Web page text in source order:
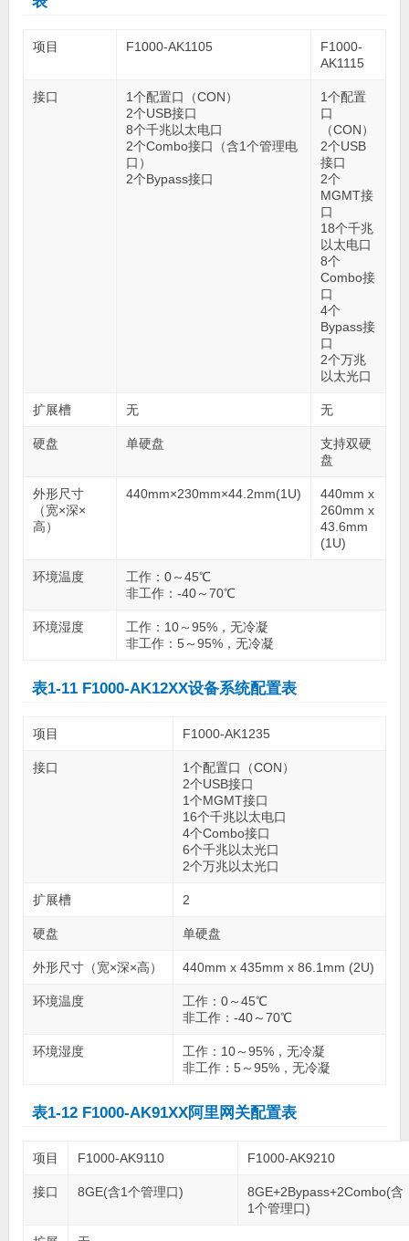
项目 F1000-AK1105
F1000-
AK1115
接口
1个配置口（CON）
2个USB接口
8个千兆以太电口
2个Combo接口（含1个管理电
口）
2个Bypass接口
1个配置
口
（CON）
2个USB
接口
2个
MGMT接
口
18个千兆
以太电口
8个
Combo接
口
4个
Bypass接
口
2个万兆
以太光口
扩展槽 无 无
硬盘 单硬盘
支持双硬
盘
外形尺寸
（宽×深×
高）
440mm×230mm×44.2mm(1U)
440mm x
260mm x
43.6mm
(1U)
环境温度
工作：0～45℃
非工作：-40～70℃
环境湿度
工作：10～95%，无冷凝
非工作：5～95%，无冷凝
表1-11 F1000-AK12XX设备系统配置表
项目 F1000-AK1235
接口
1个配置口（CON）
2个USB接口
1个MGMT接口
16个千兆以太电口
4个Combo接口
6个千兆以太光口
2个万兆以太光口
扩展槽 2
硬盘 单硬盘
外形尺寸（宽×深×高） 440mm x 435mm x 86.1mm (2U)
环境温度
工作：0～45℃
非工作：-40～70℃
环境湿度
工作：10～95%，无冷凝
非工作：5～95%，无冷凝
表1-12 F1000-AK91XX阿里网关配置表
项目 F1000-AK9110 F1000-AK9210
接口 8GE(含1个管理口)
8GE+2Bypass+2Combo(含
1个管理口)